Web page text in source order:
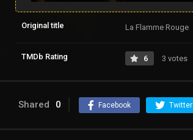
Original title La Flamme Rouge
TMDb Rating 6 3 votes
Shared 0 Facebook Twitter